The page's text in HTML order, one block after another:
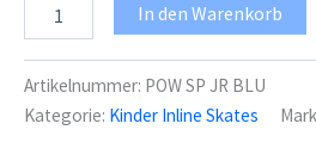
Speedskate
Blue/White
Menge
In den Warenkorb
Artikelnummer: POW SP JR BLU
Kategorie: Kinder Inline Skates